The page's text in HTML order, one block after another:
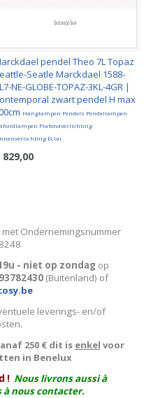
pendel Theo 7L Topaz
Seatle Marckdael 1588-
NE-GLOBE-TOPAZ-3KL-4GR |
zwart pendel H max
Hanglampen Pendels Pendellampen
Plafondverlichting
Éclai
829,00
met Ondernemingsnummer
- niet op zondag op
(Buitenland) of
leverings- en/of
.
250 € dit is enkel voor
in Benelux
! Nous livrons aussi à
à nous contacter.